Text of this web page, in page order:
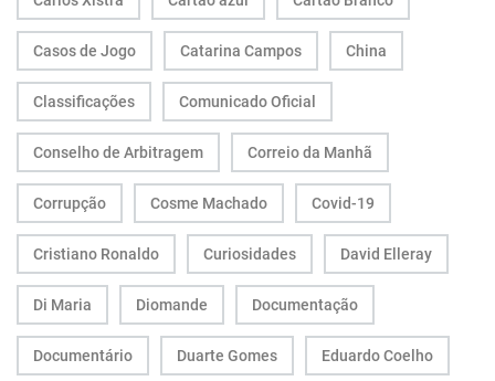
Casos de Jogo Catarina Campos China
Classificações Comunicado Oficial
Conselho de Arbitragem Correio da Manhã
Corrupção Cosme Machado Covid-19
Cristiano Ronaldo Curiosidades David Elleray
Di Maria Diomande Documentação
Documentário Duarte Gomes Eduardo Coelho